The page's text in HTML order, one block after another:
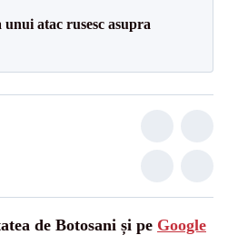
atac rusesc asupra
de Botosani și pe Google